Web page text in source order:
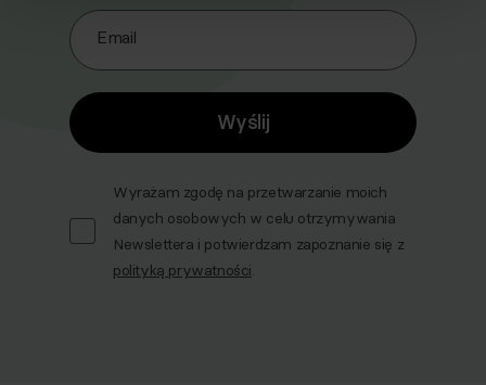
Email
Wyślij
Wyrażam zgodę na przetwarzanie moich
danych osobowych w celu otrzymywania
Newslettera i potwierdzam zapoznanie się z
polityką prywatności.